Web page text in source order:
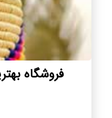
فروشگاه